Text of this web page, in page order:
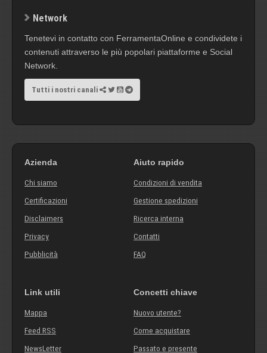
Network
Tenetevi in contatto con FerramentaOnline e condividete i
contenuti attraverso le più popolari piattaforme e Social
Network.
Tutti i nostri canali
Azienda
Chi siamo
Certificazioni
Disclaimers
Privacy
Pubblicità
Aiuto rapido
Condizioni di vendita
Gestione spedizioni
Ricerca interna
Contatti
FAQ
Link utili
Mappa
Feed RSS
NewsLetter
Concetti chiave
Nuovo utente?
Come acquistare
Passato e presente